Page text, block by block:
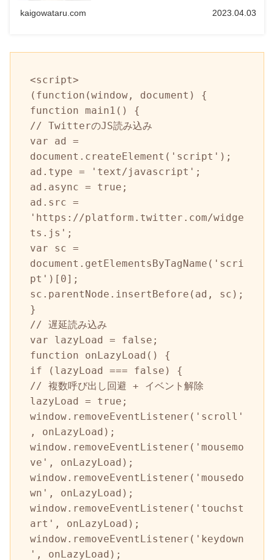
kaigowataru.com 2023.04.03
<script>
(function(window, document) {
function main1() {
// TwitterのJS読み込み
var ad =
document.createElement('script');
ad.type = 'text/javascript';
ad.async = true;
ad.src =
'https://platform.twitter.com/widge
ts.js';
var sc =
document.getElementsByTagName('scri
pt')[0];
sc.parentNode.insertBefore(ad, sc);
}
// 遅延読み込み
var lazyLoad = false;
function onLazyLoad() {
if (lazyLoad === false) {
// 複数呼び出し回避 + イベント解除
lazyLoad = true;
window.removeEventListener('scroll'
, onLazyLoad);
window.removeEventListener('mousemo
ve', onLazyLoad);
window.removeEventListener('mousedo
wn', onLazyLoad);
window.removeEventListener('touchst
art', onLazyLoad);
window.removeEventListener('keydown
', onLazyLoad);